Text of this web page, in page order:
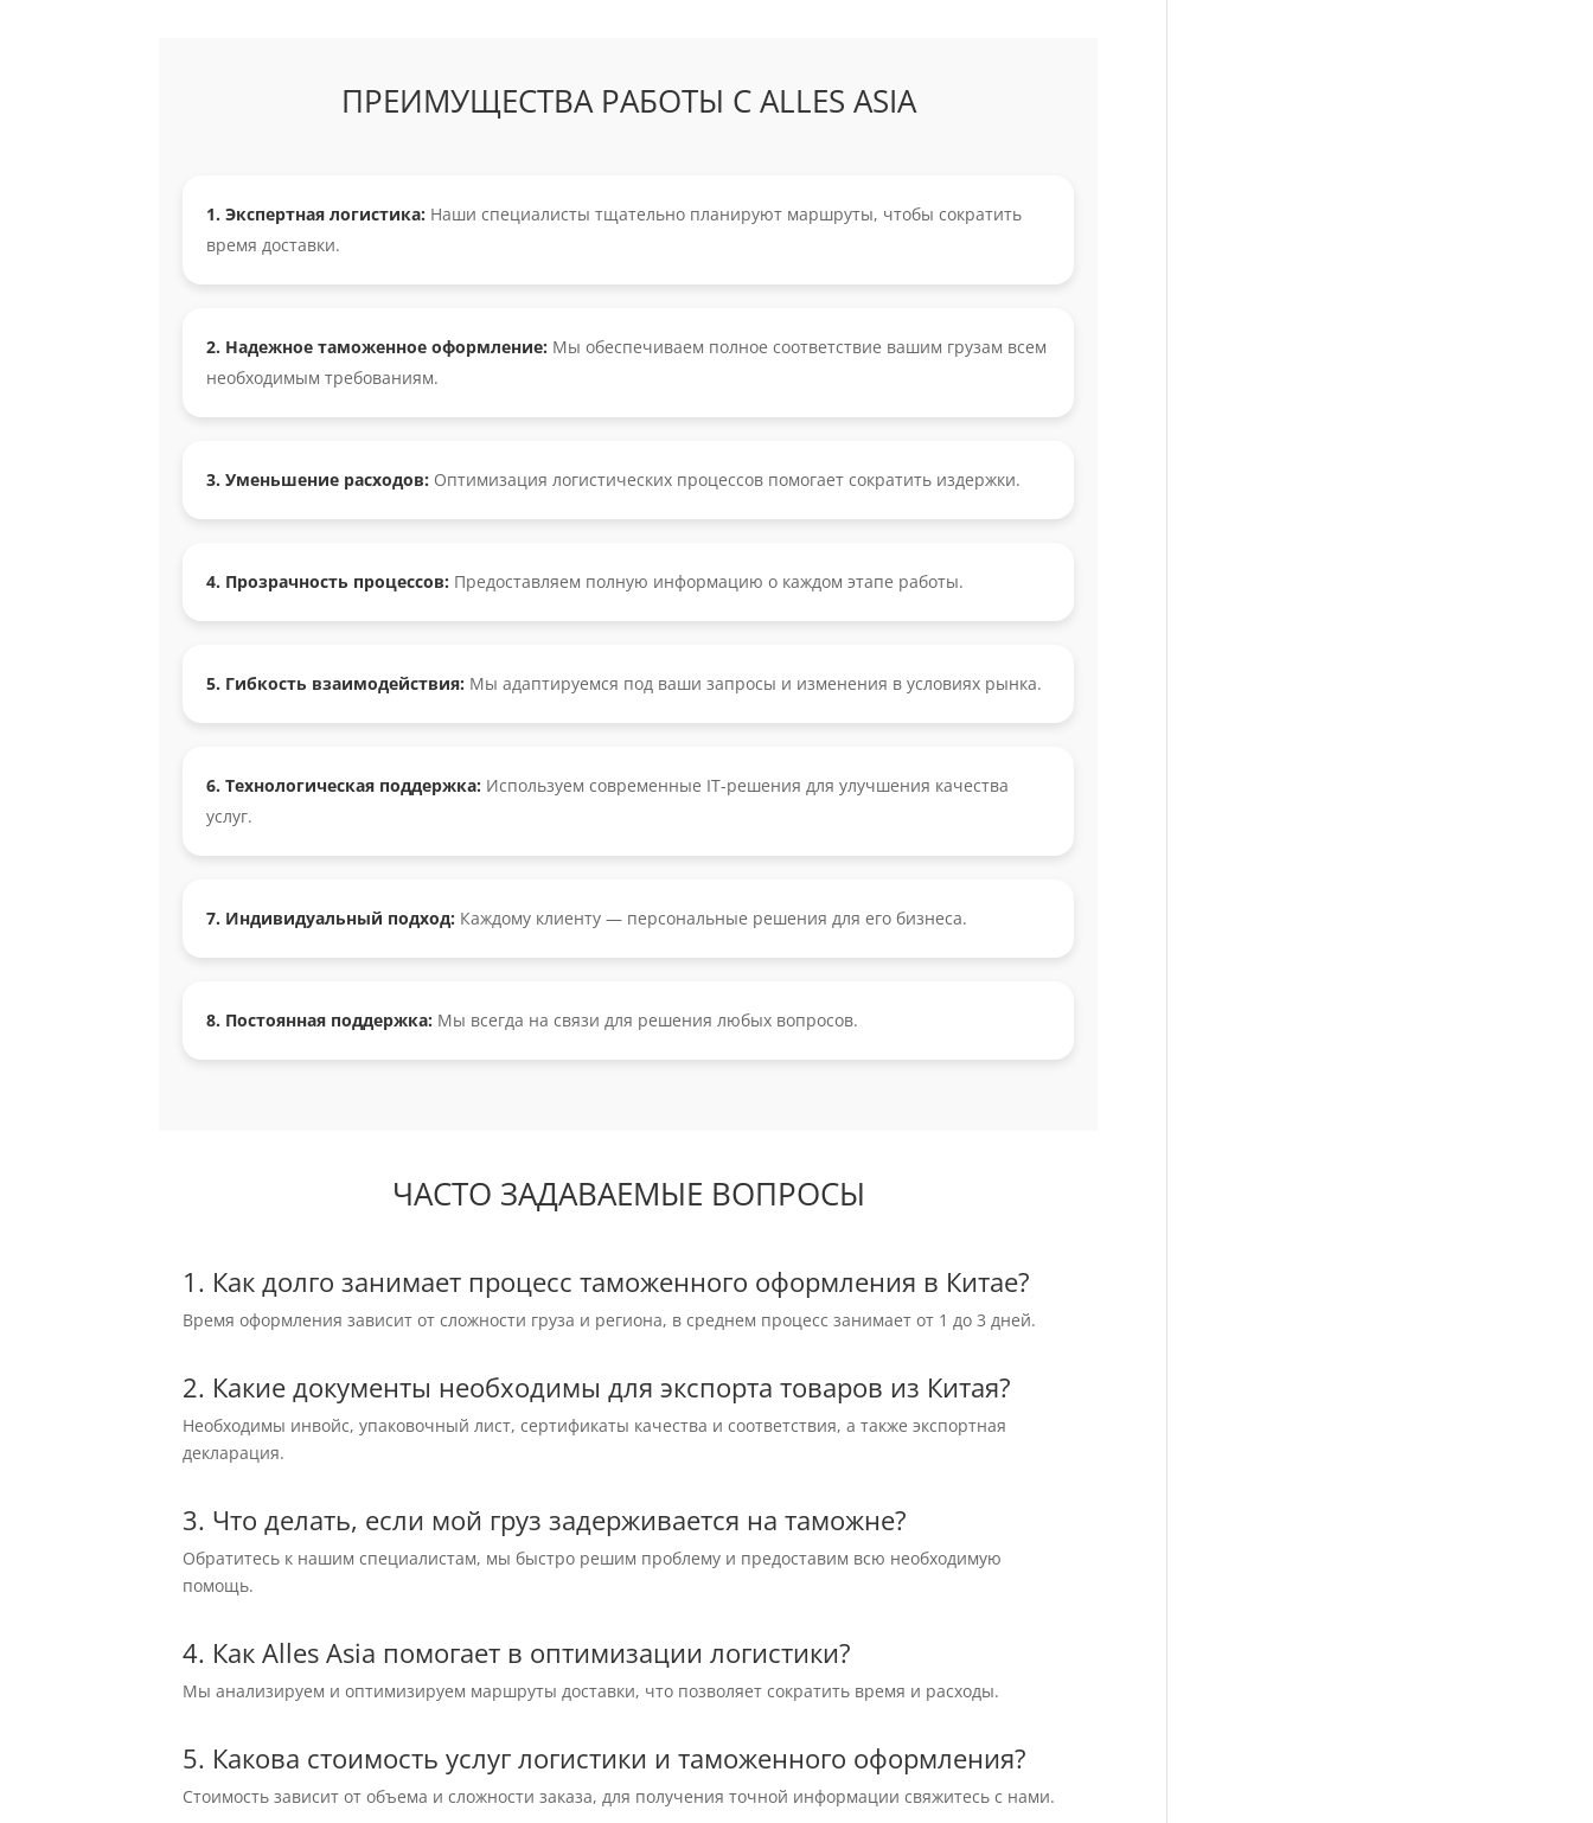
ПРЕИМУЩЕСТВА РАБОТЫ С ALLES ASIA
1. Экспертная логистика: Наши специалисты тщательно планируют маршруты, чтобы сократить
время доставки.
2. Надежное таможенное оформление: Мы обеспечиваем полное соответствие вашим грузам всем
необходимым требованиям.
3. Уменьшение расходов: Оптимизация логистических процессов помогает сократить издержки.
4. Прозрачность процессов: Предоставляем полную информацию о каждом этапе работы.
5. Гибкость взаимодействия: Мы адаптируемся под ваши запросы и изменения в условиях рынка.
6. Технологическая поддержка: Используем современные IT-решения для улучшения качества
услуг.
7. Индивидуальный подход: Каждому клиенту — персональные решения для его бизнеса.
8. Постоянная поддержка: Мы всегда на связи для решения любых вопросов.
ЧАСТО ЗАДАВАЕМЫЕ ВОПРОСЫ
1. Как долго занимает процесс таможенного оформления в Китае?
Время оформления зависит от сложности груза и региона, в среднем процесс занимает от 1 до 3 дней.
2. Какие документы необходимы для экспорта товаров из Китая?
Необходимы инвойс, упаковочный лист, сертификаты качества и соответствия, а также экспортная
декларация.
3. Что делать, если мой груз задерживается на таможне?
Обратитесь к нашим специалистам, мы быстро решим проблему и предоставим всю необходимую
помощь.
4. Как Alles Asia помогает в оптимизации логистики?
Мы анализируем и оптимизируем маршруты доставки, что позволяет сократить время и расходы.
5. Какова стоимость услуг логистики и таможенного оформления?
Стоимость зависит от объема и сложности заказа, для получения точной информации свяжитесь с нами.